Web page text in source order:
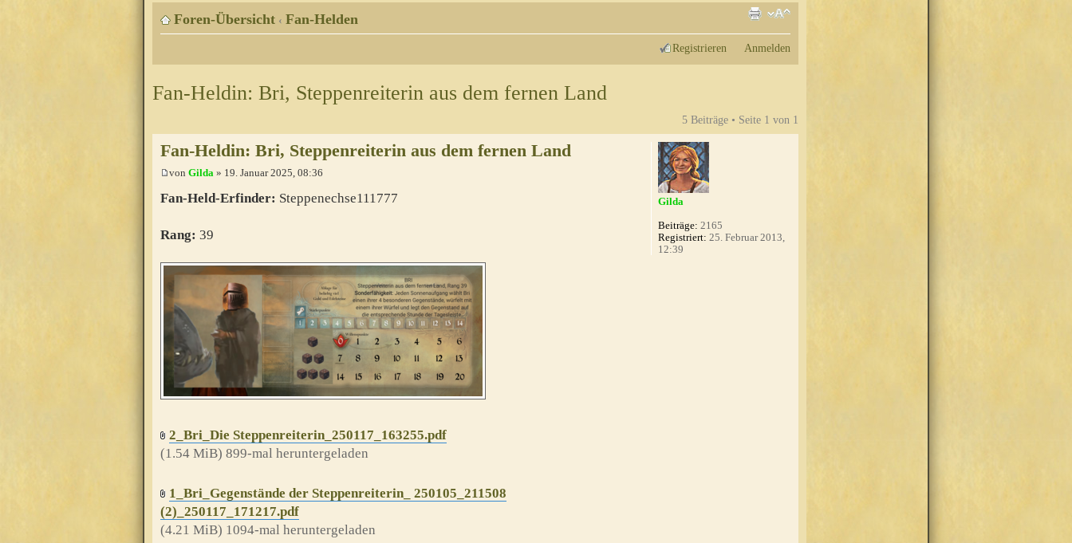
Foren-Übersicht ‹ Fan-Helden
Registrieren Anmelden
Fan-Heldin: Bri, Steppenreiterin aus dem fernen Land
5 Beiträge • Seite 1 von 1
Fan-Heldin: Bri, Steppenreiterin aus dem fernen Land
von Gilda » 19. Januar 2025, 08:36
Fan-Held-Erfinder: Steppenechse111777
Rang: 39
2_Bri_Die Steppenreiterin_250117_163255.pdf
(1.54 MiB) 899-mal heruntergeladen
1_Bri_Gegenstände der Steppenreiterin_ 250105_211508
(2)_250117_171217.pdf
(4.21 MiB) 1094-mal heruntergeladen
Gilda
Beiträge: 2165
Registriert: 25. Februar 2013,
12:39